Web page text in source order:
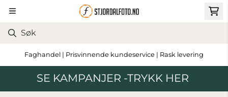
Hopp til innhold
Faghandel | Prisvinnende kundeservice | Rask levering
SE KAMPANJER -TRYKK HER